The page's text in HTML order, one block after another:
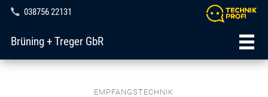
038756 22131
Brüning + Treger GbR
EMPFANGSTECHNIK